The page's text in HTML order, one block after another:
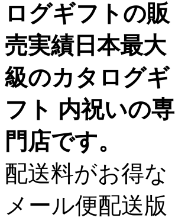
ログギフトの販
売実績日本最大
級のカタログギ
フト 内祝いの専
門店です。
配送料がお得な
メール便配送版